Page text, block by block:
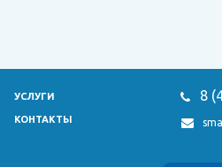
УСЛУГИ
КОНТАКТЫ
8